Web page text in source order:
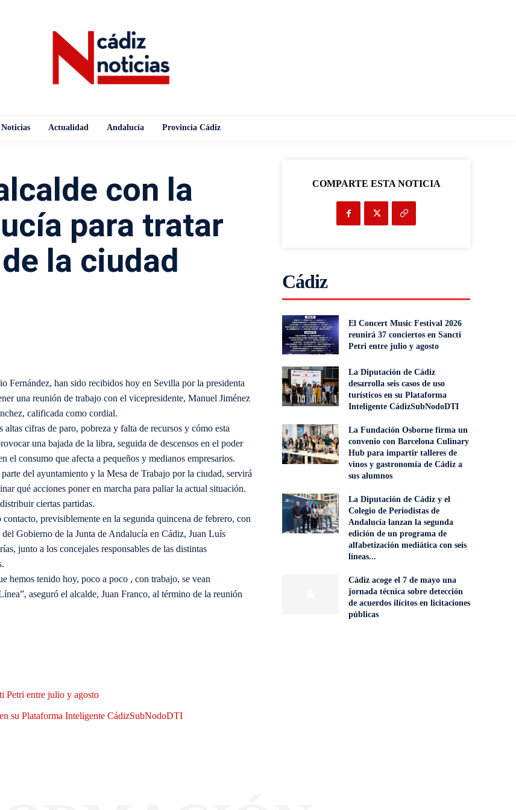
Noticias Actualidad Andalucía Provincia Cádiz
con la
para tratar
la ciudad
Fernández, han sido recibidos hoy en Sevilla por la presidenta
una reunión de trabajo con el vicepresidente, Manuel Jiménez
calificada como cordial.
cifras de paro, pobreza y falta de recursos y cómo esta
una bajada de la libra, seguida de descensos en el poder
consumo que afecta a pequeños y medianos empresarios.
del ayuntamiento y la Mesa de Trabajo por la ciudad, servirá
qué acciones poner en marcha para paliar la actual situación.
ciertas partidas.
previsiblemente en la segunda quincena de febrero, con
Gobierno de la Junta de Andalucía en Cádiz, Juan Luís
junto a los concejales responsables de las distintas
hemos tenido hoy, poco a poco , con trabajo, se vean
aseguró el alcalde, Juan Franco, al término de la reunión
Petri entre julio y agosto
su Plataforma Inteligente CádizSubNodoDTI
COMPARTE ESTA NOTICIA
Cádiz
El Concert Music Festival 2026
reunirá 37 conciertos en Sancti
Petri entre julio y agosto
La Diputación de Cádiz
desarrolla seis casos de uso
turísticos en su Plataforma
Inteligente CádizSubNodoDTI
La Fundación Osborne firma un
convenio con Barcelona Culinary
Hub para impartir talleres de
vinos y gastronomía de Cádiz a
sus alumnos
La Diputación de Cádiz y el
Colegio de Periodistas de
Andalucía lanzan la segunda
edición de un programa de
alfabetización mediática con seis
líneas...
Cádiz acoge el 7 de mayo una
jornada técnica sobre detección
de acuerdos ilícitos en licitaciones
públicas